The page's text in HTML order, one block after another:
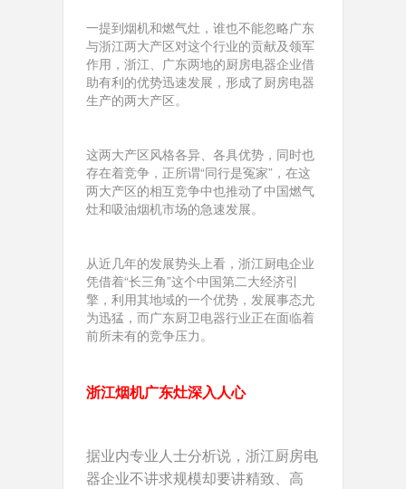
一提到烟机和燃气灶，谁也不能忽略广东
与浙江两大产区对这个行业的贡献及领军
作用，浙江、广东两地的厨房电器企业借
助有利的优势迅速发展，形成了厨房电器
生产的两大产区。
这两大产区风格各异、各具优势，同时也
存在着竞争，正所谓“同行是冤家”，在这
两大产区的相互竞争中也推动了中国燃气
灶和吸油烟机市场的急速发展。
从近几年的发展势头上看，浙江厨电企业
凭借着“长三角”这个中国第二大经济引
擎，利用其地域的一个优势，发展事态尤
为迅猛，而广东厨卫电器行业正在面临着
前所未有的竞争压力。
浙江烟机广东灶深入人心
据业内专业人士分析说，浙江厨房电
器企业不讲求规模却要讲精致、高